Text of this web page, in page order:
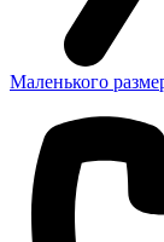
Маленького